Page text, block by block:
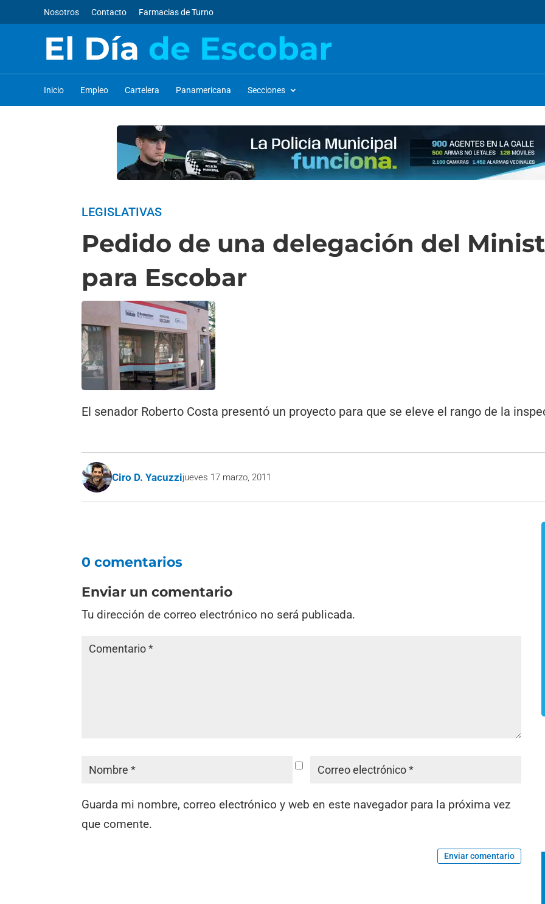
Nosotros Contacto Farmacias de Turno
El Día de Escobar
Inicio Empleo Cartelera Panamericana Secciones
LEGISLATIVAS
Pedido de una delegación del
para Escobar
El senador Roberto Costa presentó un proyecto para que se eleve el rango de la
Ciro D. Yacuzzijueves 17 marzo, 2011
0 comentarios
Enviar un comentario
Tu dirección de correo electrónico no será publicada.
Guarda mi nombre, correo electrónico y web en este navegador para la próxima vez
que comente.
Enviar comentario